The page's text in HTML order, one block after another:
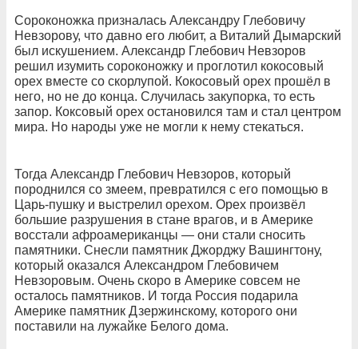
Сороконожка призналась Александру Глебовичу
Невзорову, что давно его любит, а Виталий Дымарский
был искушением. Александр Глебович Невзоров
решил изумить сороконожку и проглотил кокосовый
орех вместе со скорлупой. Кокосовый орех прошёл в
него, но не до конца. Случилась закупорка, то есть
запор. Коксовый орех остановился там и стал центром
мира. Но народы уже не могли к нему стекаться.
Тогда Александр Глебович Невзоров, который
породнился со змеем, превратился с его помощью в
Царь-пушку и выстрелил орехом. Орех произвёл
большие разрушения в стане врагов, и в Америке
восстали афроамериканцы — они стали сносить
памятники. Снесли памятник Джорджу Вашингтону,
который оказался Александром Глебовичем
Невзоровым. Очень скоро в Америке совсем не
осталось памятников. И тогда Россия подарила
Америке памятник Дзержинскому, которого они
поставили на лужайке Белого дома.